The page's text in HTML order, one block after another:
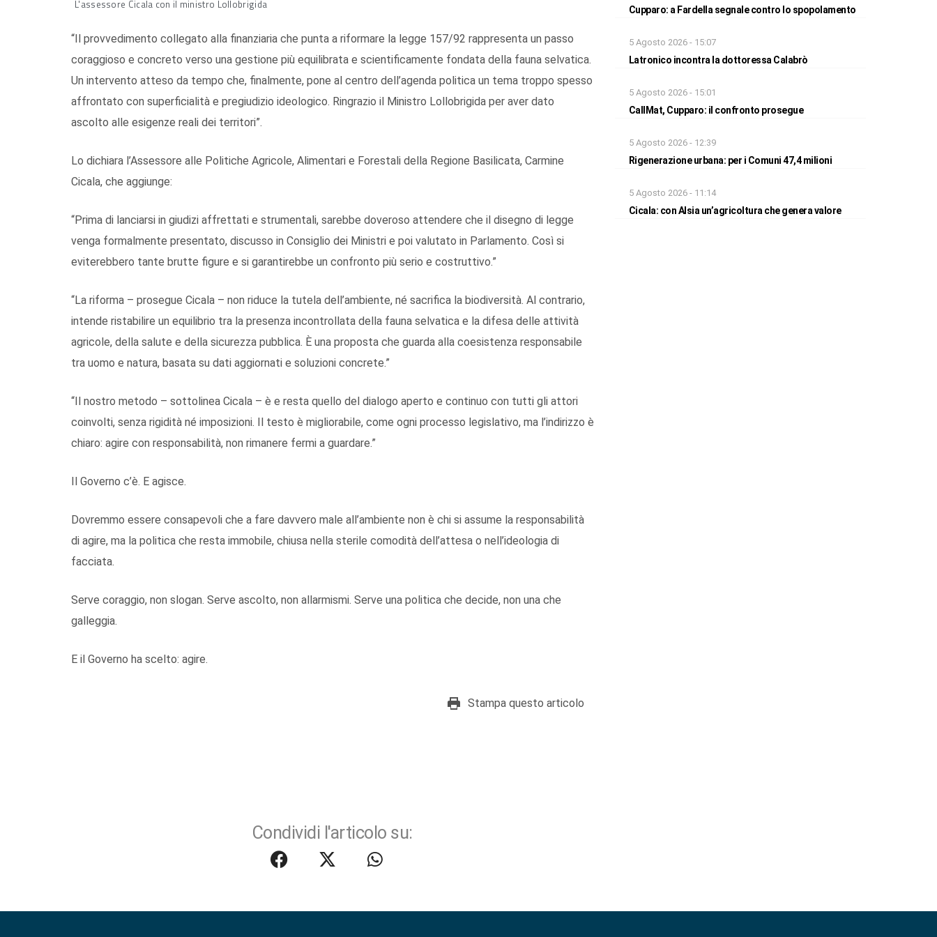
L'assessore Cicala con il ministro Lollobrigida
“Il provvedimento collegato alla finanziaria che punta a riformare la legge 157/92 rappresenta un passo
coraggioso e concreto verso una gestione più equilibrata e scientificamente fondata della fauna selvatica.
Un intervento atteso da tempo che, finalmente, pone al centro dell’agenda politica un tema troppo spesso
affrontato con superficialità e pregiudizio ideologico. Ringrazio il Ministro Lollobrigida per aver dato
ascolto alle esigenze reali dei territori”.
Lo dichiara l’Assessore alle Politiche Agricole, Alimentari e Forestali della Regione Basilicata, Carmine
Cicala, che aggiunge:
“Prima di lanciarsi in giudizi affrettati e strumentali, sarebbe doveroso attendere che il disegno di legge
venga formalmente presentato, discusso in Consiglio dei Ministri e poi valutato in Parlamento. Così si
eviterebbero tante brutte figure e si garantirebbe un confronto più serio e costruttivo.”
“La riforma – prosegue Cicala – non riduce la tutela dell’ambiente, né sacrifica la biodiversità. Al contrario,
intende ristabilire un equilibrio tra la presenza incontrollata della fauna selvatica e la difesa delle attività
agricole, della salute e della sicurezza pubblica. È una proposta che guarda alla coesistenza responsabile
tra uomo e natura, basata su dati aggiornati e soluzioni concrete.”
“Il nostro metodo – sottolinea Cicala – è e resta quello del dialogo aperto e continuo con tutti gli attori
coinvolti, senza rigidità né imposizioni. Il testo è migliorabile, come ogni processo legislativo, ma l’indirizzo è
chiaro: agire con responsabilità, non rimanere fermi a guardare.”
Il Governo c’è. E agisce.
Dovremmo essere consapevoli che a fare davvero male all’ambiente non è chi si assume la responsabilità
di agire, ma la politica che resta immobile, chiusa nella sterile comodità dell’attesa o nell’ideologia di
facciata.
Serve coraggio, non slogan. Serve ascolto, non allarmismi. Serve una politica che decide, non una che
galleggia.
E il Governo ha scelto: agire.
Stampa questo articolo
Condividi l'articolo su:
Cupparo: a Fardella segnale contro lo spopolamento
5 Agosto 2026 - 15:07
Latronico incontra la dottoressa Calabrò
5 Agosto 2026 - 15:01
CallMat, Cupparo: il confronto prosegue
5 Agosto 2026 - 12:39
Rigenerazione urbana: per i Comuni 47,4 milioni
5 Agosto 2026 - 11:14
Cicala: con Alsia un’agricoltura che genera valore